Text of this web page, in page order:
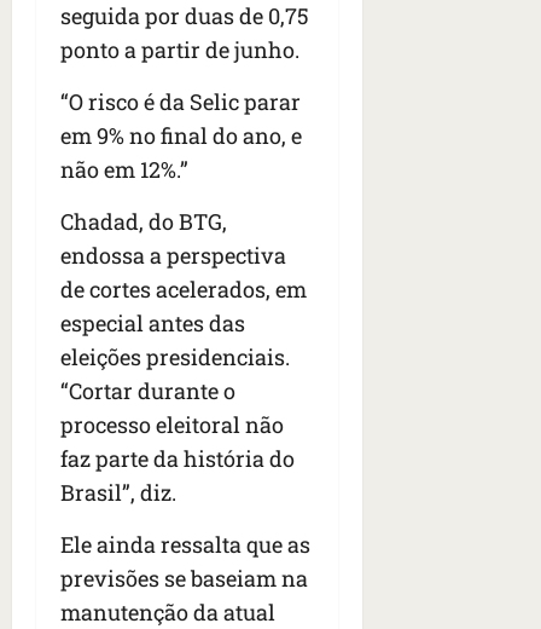
seguida por duas de 0,75
ponto a partir de junho.
“O risco é da Selic parar
em 9% no final do ano, e
não em 12%.”
Chadad, do BTG,
endossa a perspectiva
de cortes acelerados, em
especial antes das
eleições presidenciais.
“Cortar durante o
processo eleitoral não
faz parte da história do
Brasil”, diz.
Ele ainda ressalta que as
previsões se baseiam na
manutenção da atual